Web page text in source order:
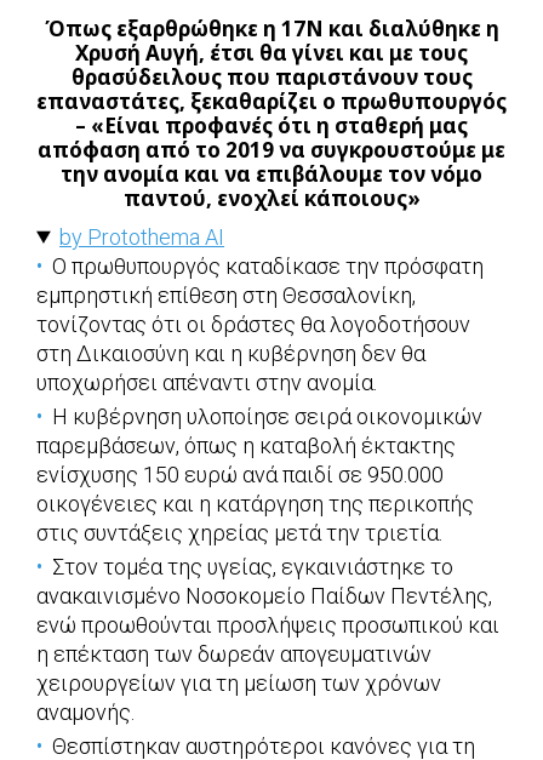
Όπως εξαρθρώθηκε η 17Ν και διαλύθηκε η
Χρυσή Αυγή, έτσι θα γίνει και με τους
θρασύδειλους που παριστάνουν τους
επαναστάτες, ξεκαθαρίζει ο πρωθυπουργός
– «Είναι προφανές ότι η σταθερή μας
απόφαση από το 2019 να συγκρουστούμε με
την ανομία και να επιβάλουμε τον νόμο
παντού, ενοχλεί κάποιους»
by Protothema AI
Ο πρωθυπουργός καταδίκασε την πρόσφατη
εμπρηστική επίθεση στη Θεσσαλονίκη,
τονίζοντας ότι οι δράστες θα λογοδοτήσουν
στη Δικαιοσύνη και η κυβέρνηση δεν θα
υποχωρήσει απέναντι στην ανομία.
Η κυβέρνηση υλοποίησε σειρά οικονομικών
παρεμβάσεων, όπως η καταβολή έκτακτης
ενίσχυσης 150 ευρώ ανά παιδί σε 950.000
οικογένειες και η κατάργηση της περικοπής
στις συντάξεις χηρείας μετά την τριετία.
Στον τομέα της υγείας, εγκαινιάστηκε το
ανακαινισμένο Νοσοκομείο Παίδων Πεντέλης,
ενώ προωθούνται προσλήψεις προσωπικού και
η επέκταση των δωρεάν απογευματινών
χειρουργείων για τη μείωση των χρόνων
αναμονής.
Θεσπίστηκαν αυστηρότεροι κανόνες για τη